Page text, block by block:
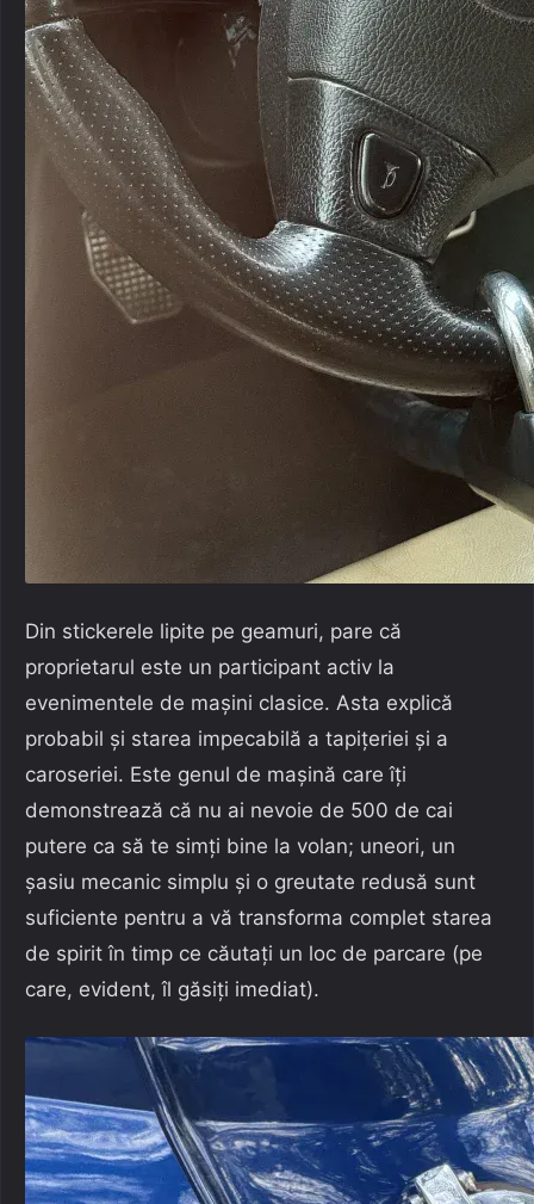
Din stickerele lipite pe geamuri, pare că
proprietarul este un participant activ la
evenimentele de mașini clasice. Asta explică
probabil și starea impecabilă a tapițeriei și a
caroseriei. Este genul de mașină care îți
demonstrează că nu ai nevoie de 500 de cai
putere ca să te simți bine la volan; uneori, un
șasiu mecanic simplu și o greutate redusă sunt
suficiente pentru a vă transforma complet starea
de spirit în timp ce căutați un loc de parcare (pe
care, evident, îl găsiți imediat).